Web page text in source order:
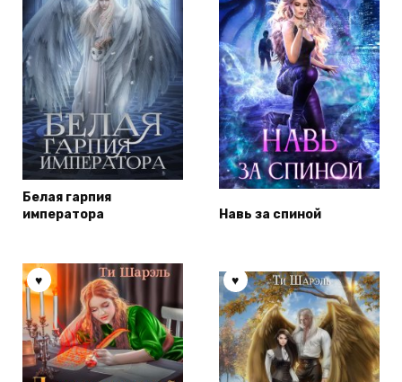
Белая гарпия
императора
Навь за спиной